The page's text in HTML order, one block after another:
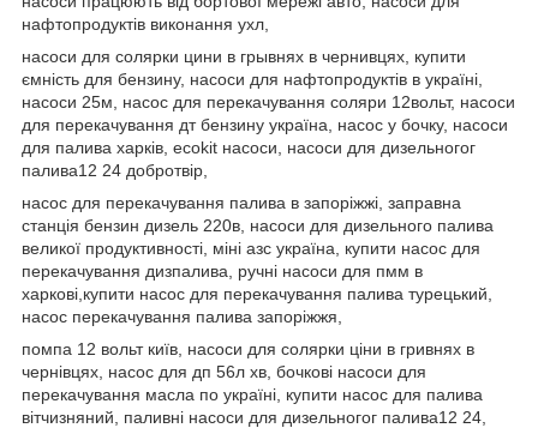
нафтопродуктів виконання ухл,
насоси для солярки цини в грывнях в чернивцях, купити
ємність для бензину, насоси для нафтопродуктів в україні,
насоси 25м, насос для перекачування соляри 12вольт, насоси
для перекачування дт бензину україна, насос у бочку, насоси
для палива харків, ecokit насоси, насоси для дизельногог
палива12 24 добротвір,
насос для перекачування палива в запоріжжі, заправна
станція бензин дизель 220в, насоси для дизельного палива
великої продуктивності, міні азс україна, купити насос для
перекачування дизпалива, ручні насоси для пмм в
харкові,купити насос для перекачування палива турецький,
насос перекачування палива запоріжжя,
помпа 12 вольт київ, насоси для солярки ціни в гривнях в
чернівцях, насос для дп 56л хв, бочкові насоси для
перекачування масла по україні, купити насос для палива
вітчизняний, паливні насоси для дизельногог палива12 24,